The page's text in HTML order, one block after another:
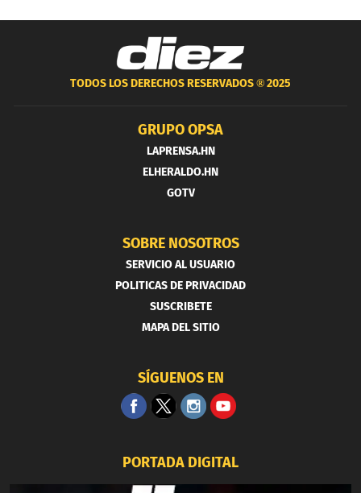
TODOS LOS DERECHOS RESERVADOS ®2025
GRUPO OPSA
LAPRENSA.HN
ELHERALDO.HN
GOTV
SOBRE NOSOTROS
SERVICIO AL USUARIO
POLITICAS DE PRIVACIDAD
SUSCRIBETE
MAPA DEL SITIO
SÍGUENOS EN
PORTADA DIGITAL